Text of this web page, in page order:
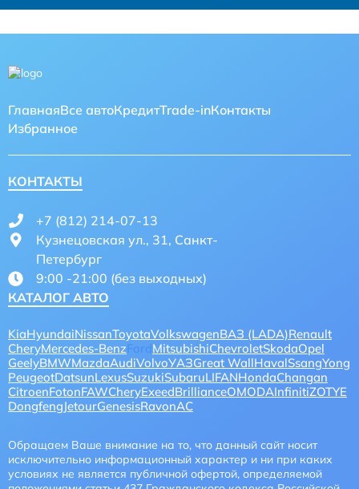
ГлавнаяВсе автоКредитTrade-inКонтакты
Избранное
КАТАЛОГ АВТО
KiaHyundaiNissanToyotaVolkswagenВАЗ (LADA)Renault
CheryMercedes-BenzFordMitsubishiChevroletSkodaOpel
GeelyBMWMazdaAudiVolvoУАЗGreat WallHavalSsangYong
PeugeotDatsunLexusSuzukiSubaruLIFANHondaChangan
CitroenFotonFAWCheryExeedBrillianceOMODAInfinitiZOTYE
DongfengJetourGenesisRavonAC
КОНТАКТЫ
+7 (812) 214-07-13
Кузнецовская ул., 31, Санкт-
Петербург
9:00 -21:00 (без выходных)
Обращаем Ваше внимание на то, что данный сайт носит
исключительно информационный характер и ни при каких
условиях не является публичной офертой, определяемой